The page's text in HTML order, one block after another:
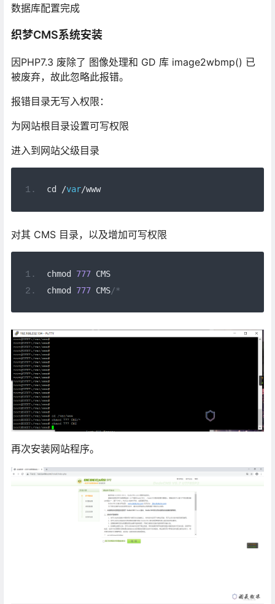
数据库配置完成
织梦CMS系统安装
因PHP7.3 废除了 图像处理和 GD 库 image2wbmp() 已
被废弃，故此忽略此报错。
报错目录无写入权限：
为网站根目录设置可写权限
进入到网站父级目录
cd /var/www
对其 CMS 目录，以及增加可写权限
chmod 777 CMS
chmod 777 CMS/*
再次安装网站程序。